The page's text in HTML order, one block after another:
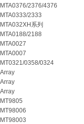
MTA0376/2376/4376
MTA0333/2333
MTA032XH系列
MTA0188/2188
MTA0027
MTA0007
MT0321/0358/0324
Array
Array
Array
MT9805
MT98006
MT98003